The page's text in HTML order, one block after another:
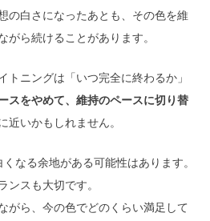
の白さになったあとも、その色を維
ら続けることがあります。
トニングは「いつ完全に終わるか」
スをやめて、維持のペースに切り替
近いかもしれません。
なる余地がある可能性はあります。
ンスも大切です。
がら、今の色でどのくらい満足して